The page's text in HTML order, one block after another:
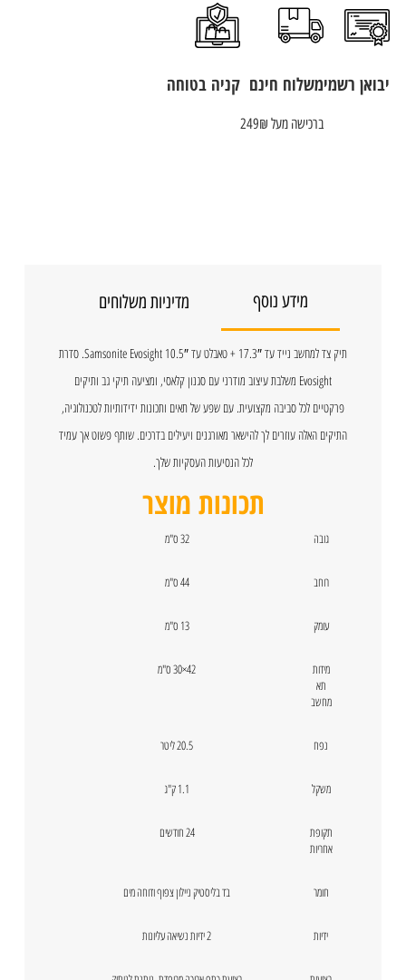
יבואן רשמימשלוח חינם
ברכישה מעל 249₪
קניה בטוחה
מידע נוסף מדיניות משלוחים
תיק צד למחשב נייד עד 17.3″ + טאבלט עד 10.5″ Samsonite Evosight. סדרת
Evosight משלבת עיצוב מודרני עם סגנון קלאסי, ומציעה תיקי גב ותיקים
פרקטיים לכל סביבה מקצועית. עם שפע של תאים ותכונות ידידותיות לטכנולוגיה,
התיקים האלה עוזרים לך להישאר מאורגנים ויעילים בדרכים. שותף פשוט אך עמיד
לכל הנסיעות העסקיות שלך.
תכונות מוצר
גובה 32 ס"מ
רוחב 44 ס"מ
עומק 13 ס"מ
מידות
תא
מחשב
42×30 ס"מ
נפח 20.5 ליטר
משקל 1.1 ק"ג
תקופת
אחריות
24 חודשים
חומר בד בליסטיק ניילון צפוף ודוחה מים
ידיות 2 ידיות נשיאה עליונות